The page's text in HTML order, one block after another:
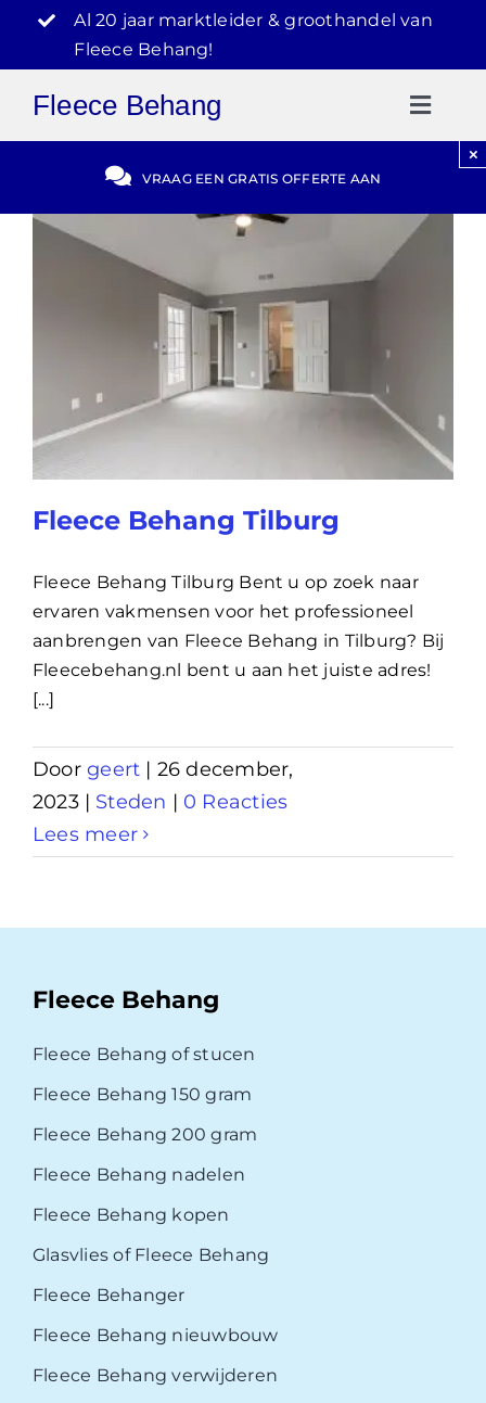
inhoud
Al 20 jaar marktleider & groothandel van
Fleece Behang!
Fleece Behang
Gratis Offerte
VRAAG EEN GRATIS OFFERTE AAN
×
Fleece Behang Tilburg
Fleece Behang Tilburg Bent u op zoek naar
ervaren vakmensen voor het professioneel
aanbrengen van Fleece Behang in Tilburg? Bij
Fleecebehang.nl bent u aan het juiste adres!
[...]
Doorgeert | 26 december,
2023 | Steden | 0 Reacties
Lees meer
Fleece Behang
Fleece Behang of stucen
Fleece Behang 150 gram
Fleece Behang 200 gram
Fleece Behang nadelen
Fleece Behang kopen
Glasvlies of Fleece Behang
Fleece Behanger
Fleece Behang nieuwbouw
Fleece Behang verwijderen